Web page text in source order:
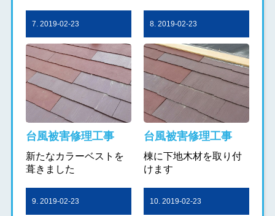
7. 2019-02-23
台風被害修理工事
新たなカラーベストを
葺きました
8. 2019-02-23
台風被害修理工事
棟に下地木材を取り付
けます
9. 2019-02-23 10. 2019-02-23